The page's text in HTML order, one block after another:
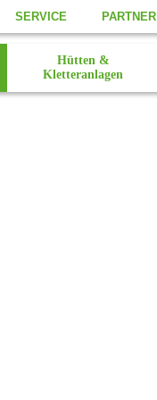
SERVICE PARTNER
Hütten &
Kletteranlagen